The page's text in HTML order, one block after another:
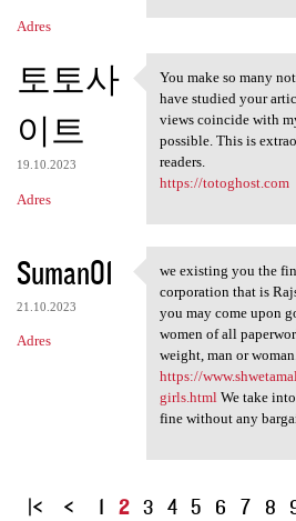
Adres
토토사
이트
19.10.2023
Adres
You make so
You make so many
have studied your
views coincide with
possible. This is
readers.
https://totoghost.com
Suman01
21.10.2023
Adres
we existing you
we existing you the
corporation that is
you may come upon
women of all
weight, man or
https://
girls.htmlWe take
fine without any
S
1 2 3 4 5 6 7 8